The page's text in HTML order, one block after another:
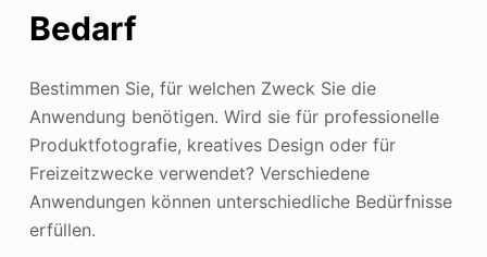
Bedarf
Bestimmen Sie, für welchen Zweck Sie die
Anwendung benötigen. Wird sie für professionelle
Produktfotografie, kreatives Design oder für
Freizeitzwecke verwendet? Verschiedene
Anwendungen können unterschiedliche Bedürfnisse
erfüllen.